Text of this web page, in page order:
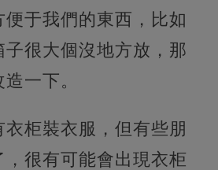
于我們的東西，比如
很大個沒地方放，那
一下。
柜裝衣服，但有些朋
很有可能會出現衣柜